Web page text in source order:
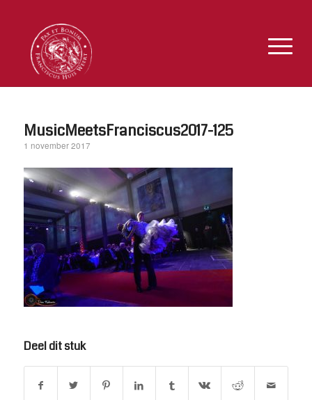
MusicMeetsFranciscus2017-125
1 november 2017
Deel dit stuk